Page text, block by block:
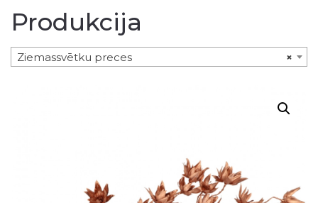
Produkcija
×
Ziemassvētku preces